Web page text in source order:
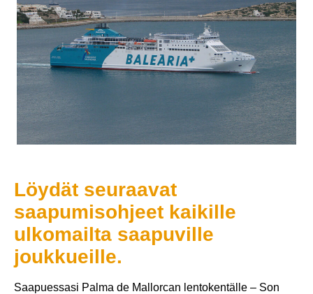
Löydät seuraavat
saapumisohjeet kaikille
ulkomailta saapuville
joukkueille.
Saapuessasi Palma de Mallorcan lentokentälle – Son